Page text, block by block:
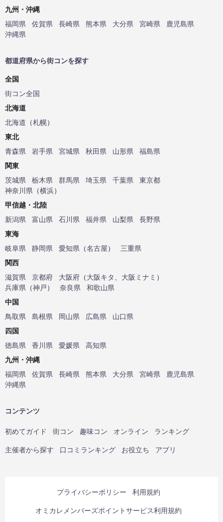
九州・沖縄
福岡県
佐賀県 長崎県 熊本県 大分県 宮崎県
鹿児島県
沖縄県
都道府県から街コンを探す
全国
街コン全国
北海道
北海道 （札幌）
東北
青森県
岩手県 宮城県 秋田県 山形県
福島県
関東
茨城県
栃木県 群馬県 埼玉県 千葉県
東京都
神奈川県 （横浜）
甲信越・北陸
新潟県
富山県 石川県 福井県 山梨県
長野県
東海
岐阜県
静岡県 愛知県 （名古屋）
三重県
関西
滋賀県
京都府 大阪府 （大阪キタ、 大阪ミナミ ）
兵庫県 （神戸） 奈良県
和歌山県
中国
鳥取県
島根県 岡山県 広島県
山口県
四国
徳島県
香川県 愛媛県
高知県
九州・沖縄
福岡県
佐賀県 長崎県 熊本県 大分県 宮崎県
鹿児島県
沖縄県
コンテンツ
初めてガイド 街コン 趣味コン オンライン ランキング
主催者から探す 口コミランキング お役立ち アプリ
プライバシーポリシー 利用規約
オミカレメンバーズポイントサービス利用規約